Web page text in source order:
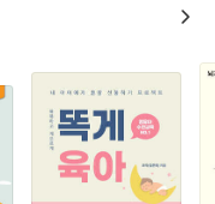
않을 수 있습니다. 또한 간
, 설립 목적과 대상, 운영
는 비용 등 세부적인 사항
육아를 완성하고 육아
을 다독입니다. 좋은 부모
정하는 마음, 아이의 발달
이기에 생기는 미안한 마
으로써 진정한 부모로 태